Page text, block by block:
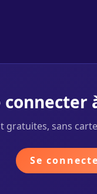
connecter
gratuites, sans
Se